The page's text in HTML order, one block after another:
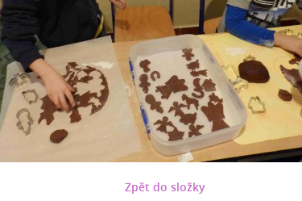
Zpět do složky